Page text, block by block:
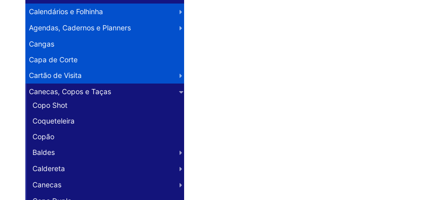
Calendários e Folhinha
Agendas, Cadernos e Planners
Cangas
Capa de Corte
Cartão de Visita
Canecas, Copos e Taças
Copo Shot
Coqueteleira
Copão
Baldes
Caldereta
Canecas